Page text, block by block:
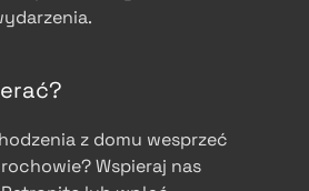
z domu wesprzeć
Wspieraj nas